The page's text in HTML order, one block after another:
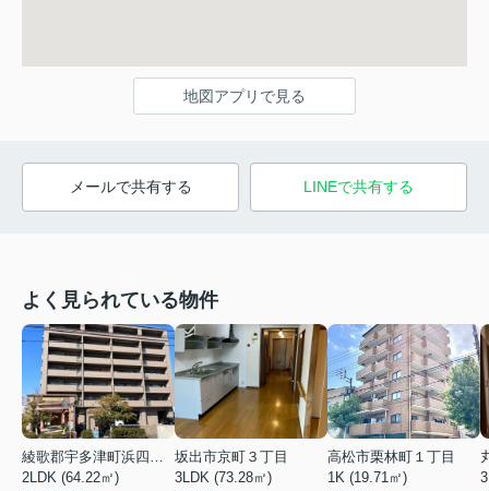
地図アプリで見る
メールで共有する LINEで共有する
よく見られている物件
綾歌郡宇多津町浜四番丁
2LDK (64.22㎡)
坂出市京町３丁目
3LDK (73.28㎡)
高松市栗林町１丁目
1K (19.71㎡)